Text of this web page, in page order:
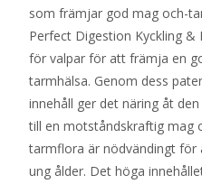
som främjar god mag och-
Perfect Digestion Kyckling &
för valpar för att främja en
tarmhälsa. Genom dess
innehåll ger det näring åt
till en motståndskraftig mag
tarmflora är nödvändingt för
ung ålder. Det höga